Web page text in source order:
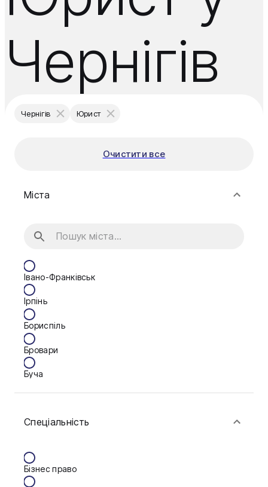
Чернігів
Чернігів Юрист
Очистити все
Міста
Івано-Франківськ
Ірпінь
Бориспіль
Бровари
Буча
Васильків
Дніпро
Спеціальність
Бізнес право